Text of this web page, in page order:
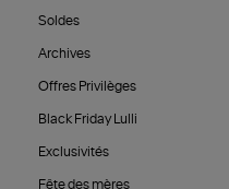
Soldes
Archives
Offres Privilèges
Black Friday Lulli
Exclusivités
Fête des mères